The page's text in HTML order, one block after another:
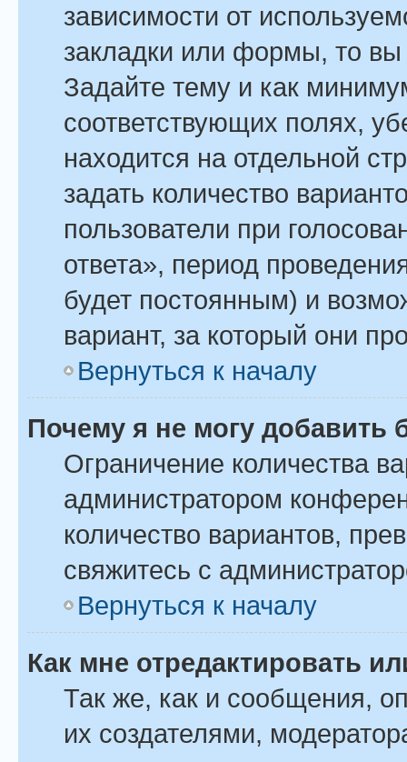
зависимости от
закладки или формы, то вы
Задайте тему и как
соответствующих полях,
находится на отдельной
задать количество
пользователи при
ответа», период
будет постоянным) и
вариант, за который они
Вернуться к началу
Почему я не могу добавить
Ограничение количества
администратором
количество вариантов,
свяжитесь с
Вернуться к началу
Как мне отредактировать
Так же, как и сообщения,
их создателями,